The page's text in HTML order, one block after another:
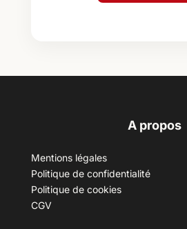
A propos
Mentions légales
Politique de confidentialité
Politique de cookies
CGV